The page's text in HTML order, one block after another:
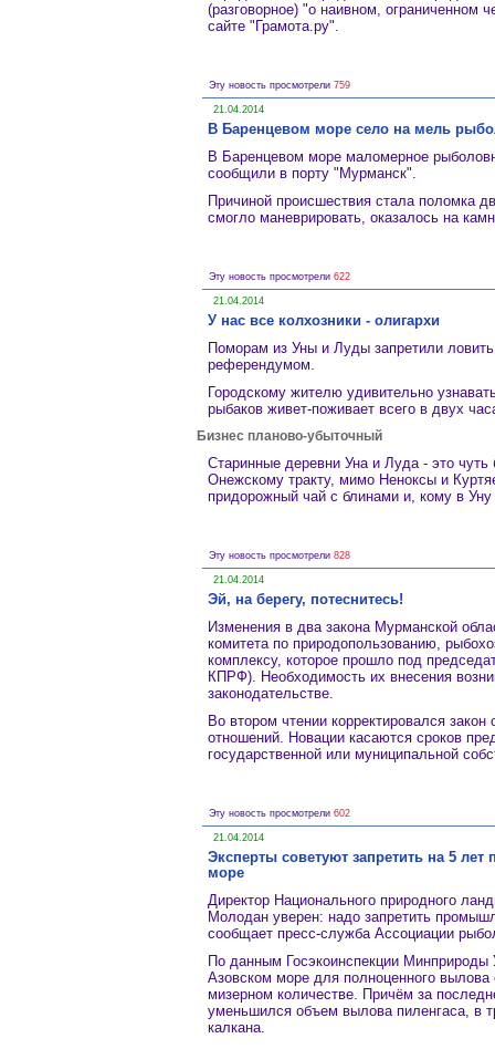
(разговорное) "о наивном, ограниченном
сайте "Грамота.ру".
Эту новость просмотрели 759
21.04.2014
В Баренцевом море село на мель
В Баренцевом море маломерное
сообщили в порту "Мурманск".
Причиной происшествия стала поломка
смогло маневрировать, оказалось на
Эту новость просмотрели 622
21.04.2014
У нас все колхозники - олигархи
Поморам из Уны и Луды запретили
референдумом.
Городскому жителю удивительно
рыбаков живет-поживает всего в двух
Бизнес планово-убыточный
Старинные деревни Уна и Луда - это
Онежскому тракту, мимо Неноксы и
придорожный чай с блинами и, кому в
Эту новость просмотрели 828
21.04.2014
Эй, на берегу, потеснитесь!
Изменения в два закона Мурманской
комитета по природопользованию,
комплексу, которое прошло под
КПРФ). Необходимость их внесения
законодательстве.
Во втором чтении корректировался
отношений. Новации касаются сроков
государственной или муниципальной
Эту новость просмотрели 602
21.04.2014
Эксперты советуют запретить на 5
море
Директор Национального природного
Молодан уверен: надо запретить
сообщает пресс-служба Ассоциации
По данным Госэкоинспекции
Азовском море для полноценного
мизерном количестве. Причём за
уменьшился объем вылова пиленгаса, в
калкана.